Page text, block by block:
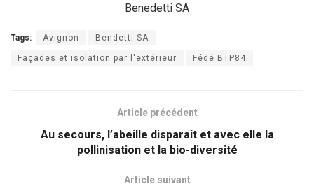
Benedetti SA
Tags: Avignon Bendetti SA
Façades et isolation par l'extérieur Fédé BTP84
Article précédent
Au secours, l’abeille disparaît et avec elle la
pollinisation et la bio-diversité
Article suivant